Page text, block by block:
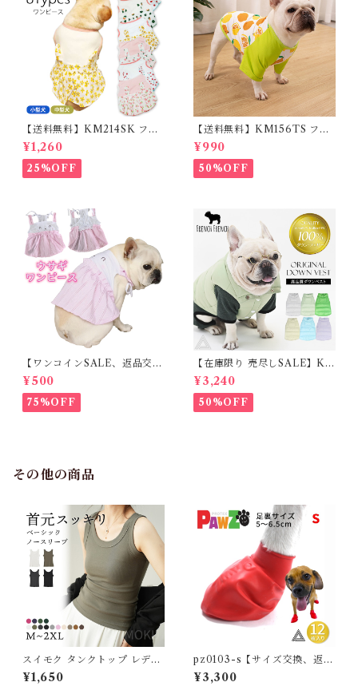
【送料無料】KM214SK フレ
ブル 女の子 スカート ワンピー
ス夏 フリル 犬服 ドックウェア
¥1,260
25%OFF
【送料無料】KM156TS フレ
ブル Tシャツ フレンチブルド
ック レモン柄 犬服 ドックウェ
ア
¥990
50%OFF
【ワンコインSALE、返品交換
不可】KM171SK フレンチブ
ルドック 犬服 女の子 ピンク
スカート
¥500
75%OFF
【在庫限り 売尽しSALE】K
M952Tダウンベスト 100%ダ
ウン・フェザー 犬 犬服 ダウン
ジャケット ベスト フレンチブ
ルドッグ 冬服 極暖 暖かい 可
¥3,240
50%OFF
その他の商品
スイモク タンクトップ レディ
ース 綿下着 肌着 婦人 インナ
ー トップス カットソー リブ
¥1,650
pz0103-s【サイズ交換、返品
対象外】【12枚 S】PAWZ ド
ッグブーツ 12足入り 中型犬
¥3,300